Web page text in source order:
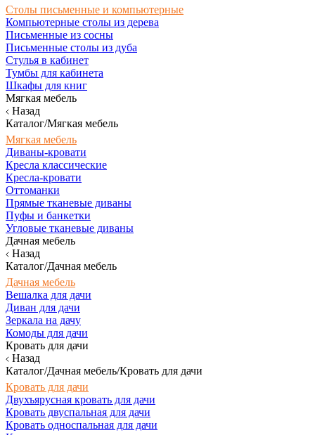
Столы письменные и компьютерные
Компьютерные столы из дерева
Письменные из сосны
Письменные столы из дуба
Стулья в кабинет
Тумбы для кабинета
Шкафы для книг
Мягкая мебель
Назад
Каталог/Мягкая мебель
Мягкая мебель
Диваны-кровати
Кресла классические
Кресла-кровати
Оттоманки
Прямые тканевые диваны
Пуфы и банкетки
Угловые тканевые диваны
Дачная мебель
Назад
Каталог/Дачная мебель
Дачная мебель
Вешалка для дачи
Диван для дачи
Зеркала на дачу
Комоды для дачи
Кровать для дачи
Назад
Каталог/Дачная мебель/Кровать для дачи
Кровать для дачи
Двухъярусная кровать для дачи
Кровать двуспальная для дачи
Кровать односпальная для дачи